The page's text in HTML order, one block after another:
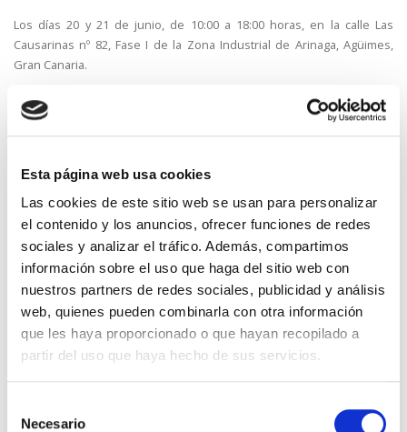
Esta página web usa cookies
Las cookies de este sitio web se usan para personalizar
el contenido y los anuncios, ofrecer funciones de redes
sociales y analizar el tráfico. Además, compartimos
información sobre el uso que haga del sitio web con
nuestros partners de redes sociales, publicidad y análisis
web, quienes pueden combinarla con otra información
que les haya proporcionado o que hayan recopilado a
partir del uso que haya hecho de sus servicios.
Necesario
Los días 20 y 21 de junio, de 10:00 a 18:00 horas, en la calle Las
Causarinas nº 82, Fase I de la Zona Industrial de Arinaga, Agüimes,
Gran Canaria.
Es necesario confirmar su asistencia a la dirección de correo
electrónico: eventos@orthidal.es o llamando al teléfono de contacto
Invitacion_ Feria Profesional.jpeg
Feria Orthidal_UFS (2).jpg
CATEGORÍAS